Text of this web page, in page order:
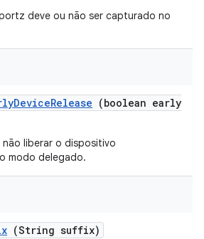
deve ou não ser capturado no
DeviceRelease (boolean early
não liberar o dispositivo
modo delegado.
(String suffix)